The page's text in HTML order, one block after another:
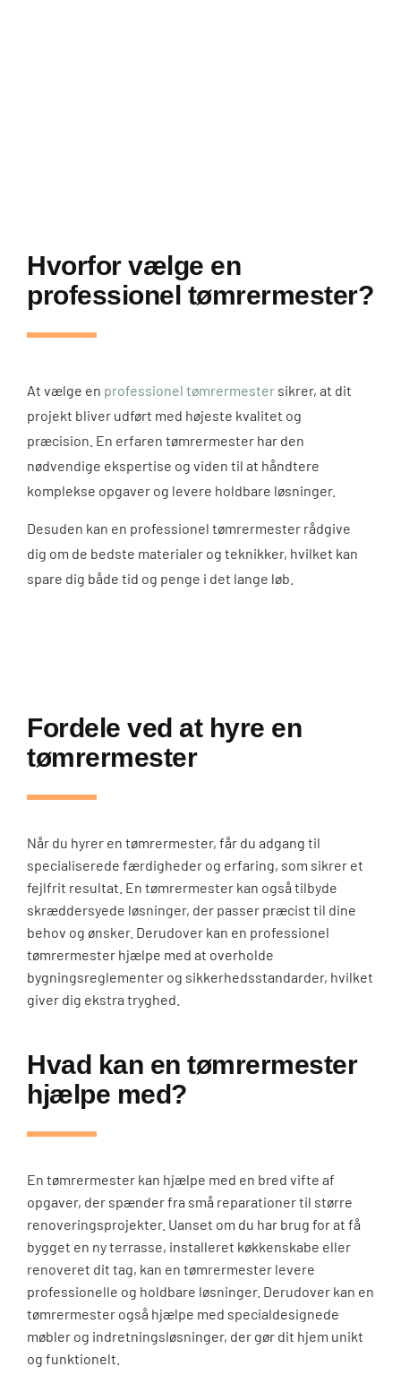
Hvorfor vælge en
professionel tømrermester?
At vælge en professionel tømrermester sikrer, at dit
projekt bliver udført med højeste kvalitet og
præcision. En erfaren tømrermester har den
nødvendige ekspertise og viden til at håndtere
komplekse opgaver og levere holdbare løsninger.
Desuden kan en professionel tømrermester rådgive
dig om de bedste materialer og teknikker, hvilket kan
spare dig både tid og penge i det lange løb.
Fordele ved at hyre en
tømrermester
Når du hyrer en tømrermester, får du adgang til
specialiserede færdigheder og erfaring, som sikrer et
fejlfrit resultat. En tømrermester kan også tilbyde
skræddersyede løsninger, der passer præcist til dine
behov og ønsker. Derudover kan en professionel
tømrermester hjælpe med at overholde
bygningsreglementer og sikkerhedsstandarder, hvilket
giver dig ekstra tryghed.
Hvad kan en tømrermester
hjælpe med?
En tømrermester kan hjælpe med en bred vifte af
opgaver, der spænder fra små reparationer til større
renoveringsprojekter. Uanset om du har brug for at få
bygget en ny terrasse, installeret køkkenskabe eller
renoveret dit tag, kan en tømrermester levere
professionelle og holdbare løsninger. Derudover kan en
tømrermester også hjælpe med specialdesignede
møbler og indretningsløsninger, der gør dit hjem unikt
og funktionelt.